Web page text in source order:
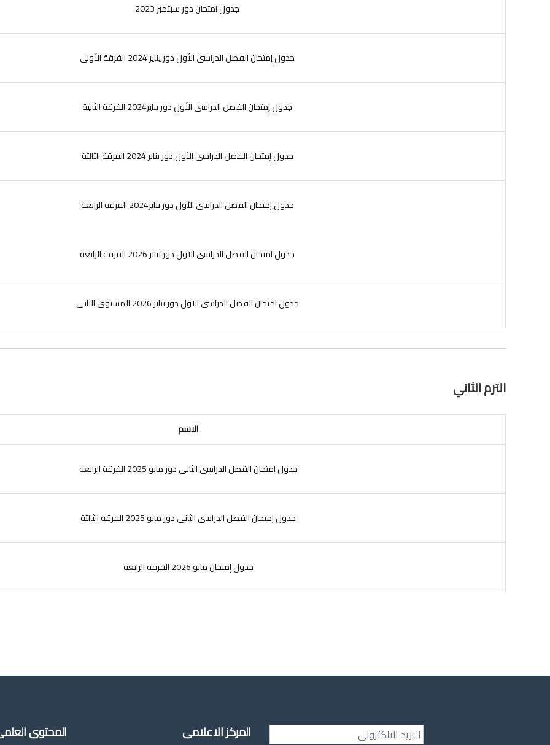
جدول امتحان دور سبتمبر 2023
جدول إمتحان الفصل الدراسى الأول دور يناير 2024 الفرقة الأولى
جدول إمتحان الفصل الدراسى الأول دور يناير2024 الفرقة الثانية
جدول إمتحان الفصل الدراسى الأول دور يناير 2024 الفرقة الثالثة
جدول إمتحان الفصل الدراسى الأول دور يناير2024 الفرقة الرابعة
جدول امتحان الفصل الدراسى الاول دور يناير 2026 الفرقة الرابعه
جدول امتحان الفصل الدراسى الاول دور يناير 2026 المستوى الثانى
الترم الثاني
الاسم
جدول إمتحان الفصل الدراسى الثانى دور مايو 2025 الفرقة الرابعه
جدول إمتحان الفصل الدراسى الثانى دور مايو 2025 الفرقة الثالثة
جدول إمتحان مايو 2026 الفرقة الرابعه
المحتوى المركز الاعلامى